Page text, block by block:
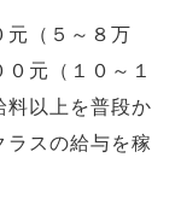
元（５～８万
元（１０～１
料以上を普段か
ラスの給与を稼